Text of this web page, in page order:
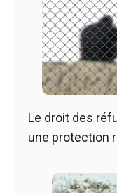
Le droit des
une protection